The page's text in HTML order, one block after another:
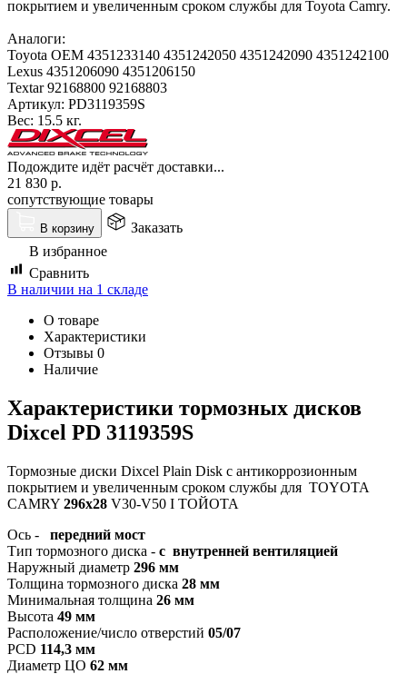
покрытием и увеличенным сроком службы для Toyota Camry.
Аналоги:
Toyota OEM 4351233140 4351242050 4351242090 4351242100
Lexus 4351206090 4351206150
Textar 92168800 92168803
Артикул: PD3119359S
Вес: 15.5 кг.
Подождите идёт расчёт доставки...
21 830 р.
сопутствующие товары
В корзину
Заказать
В избранное
Сравнить
В наличии на 1 складе
О товаре
Характеристики
Отзывы 0
Наличие
Характеристики тормозных дисков
Dixcel PD 3119359S
Тормозные диски Dixcel Plain Disk с антикоррозионным
покрытием и увеличенным сроком службы для TOYOTA
CAMRY 296x28 V30-V50 I ТОЙОТА
Ось -
передний мост
Тип тормозного диска - с внутренней вентиляцией
Наружный диаметр 296 мм
Толщина тормозного диска 28 мм
Минимальная толщина 26 мм
Высота 49 мм
Расположение/число отверстий 05/07
PCD 114,3 мм
Диаметр ЦО 62 мм